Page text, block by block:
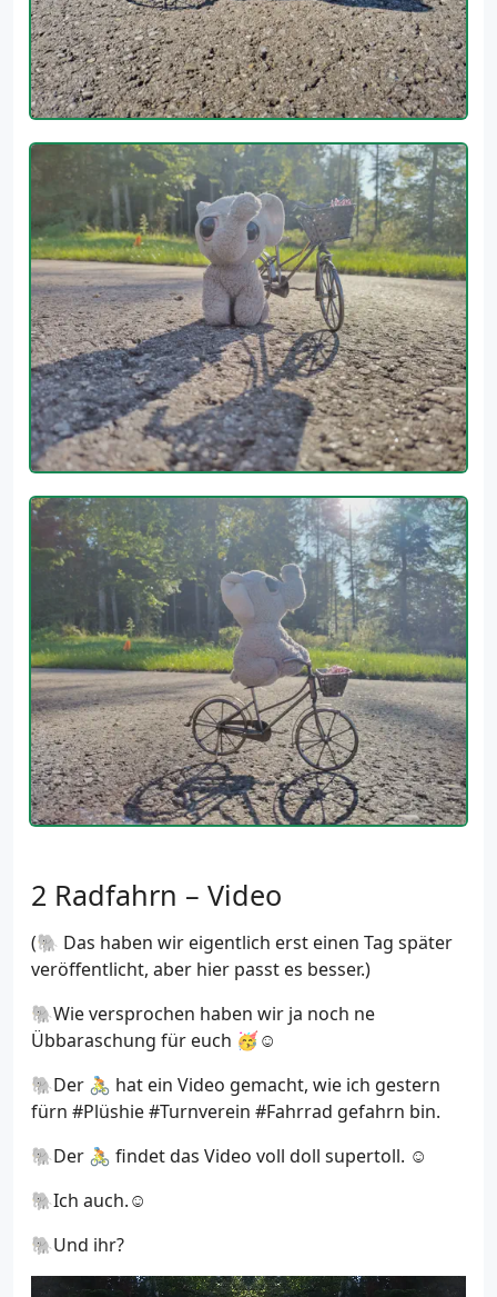
Radfahrn – Video
(🐘 Das haben wir eigentlich erst einen Tag später
veröffentlicht, aber hier passt es besser.)
🐘Wie versprochen haben wir ja noch ne
Übbaraschung für euch 🥳☺️
🐘Der 🚴 hat ein Video gemacht, wie ich gestern
fürn #Plüshie #Turnverein #Fahrrad gefahrn bin.
🐘Der 🚴 findet das Video voll doll supertoll. ☺️
🐘Ich auch.☺️
🐘Und ihr?